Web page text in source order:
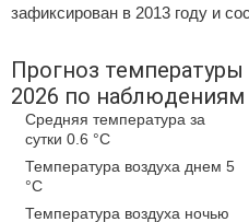
зафиксирован в 2013 году и
Прогноз
2026 по
Средняя температура за
сутки 0.6 °C
Температура воздуха днем 5
°C
Температура воздуха ночью